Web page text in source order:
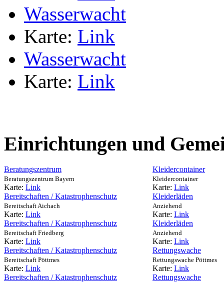
Wasserwacht
Karte: Link
Wasserwacht
Karte: Link
Einrichtungen und
Beratungszentrum
Beratungszentrum Bayern
Karte: Link
Kleidercontainer
Kleidercontainer
Karte: Link
Bereitschaften / Katastrophenschutz
Bereitschaft Aichach
Karte: Link
Kleiderläden
Anziehend
Karte: Link
Bereitschaften / Katastrophenschutz
Bereitschaft Friedberg
Karte: Link
Kleiderläden
Anziehend
Karte: Link
Bereitschaften / Katastrophenschutz
Bereitschaft Pöttmes
Karte: Link
Rettungswache
Rettungswache Pöttmes
Karte: Link
Bereitschaften / Katastrophenschutz
Rettungswache